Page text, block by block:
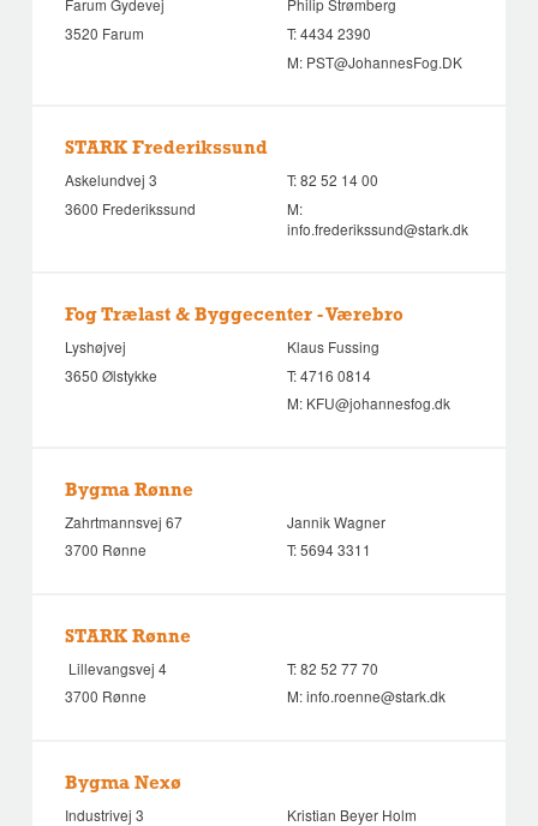
Farum Gydevej
3520 Farum
Philip Strømberg
T:4434 2390
M: PST@JohannesFog.DK
STARK Frederikssund
Askelundvej 3
3600 Frederikssund
T:82 52 14 00
M:
info.frederikssund@stark.dk
Fog Trælast & Byggecenter - Værebro
Lyshøjvej
3650 Ølstykke
Klaus Fussing
T:4716 0814
M: KFU@johannesfog.dk
Bygma Rønne
Zahrtmannsvej 67
3700 Rønne
Jannik Wagner
T:5694 3311
STARK Rønne
Lillevangsvej 4
3700 Rønne
T:82 52 77 70
M:info.roenne@stark.dk
Bygma Nexø
Industrivej 3
Kristian Beyer Holm